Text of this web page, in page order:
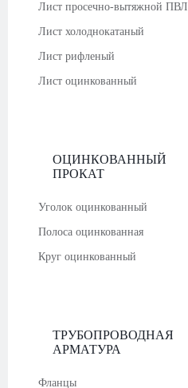
Лист просечно-вытяжной ПВЛ
Лист холоднокатаный
Лист рифленый
Лист оцинкованный
ОЦИНКОВАННЫЙ
ПРОКАТ
Уголок оцинкованный
Полоса оцинкованная
Круг оцинкованный
ТРУБОПРОВОДНАЯ
АРМАТУРА
Фланцы